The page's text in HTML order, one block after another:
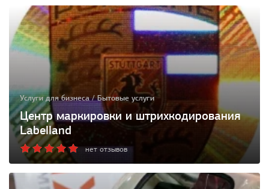
Услуги для бизнеса / Бытовые услуги
Центр маркировки и штрихкодирования
Labelland
нет отзывов